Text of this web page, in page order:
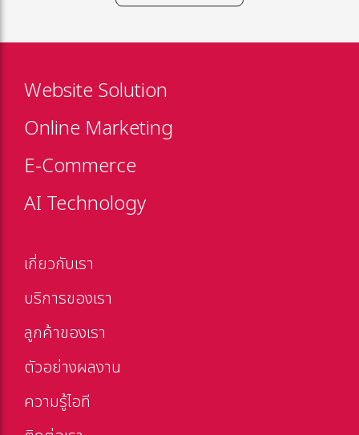
Website Solution
Online Marketing
E-Commerce
AI Technology
เกี่ยวกับเรา
บริการของเรา
ลูกค้าของเรา
ตัวอย่างผลงาน
ความรู้ไอที